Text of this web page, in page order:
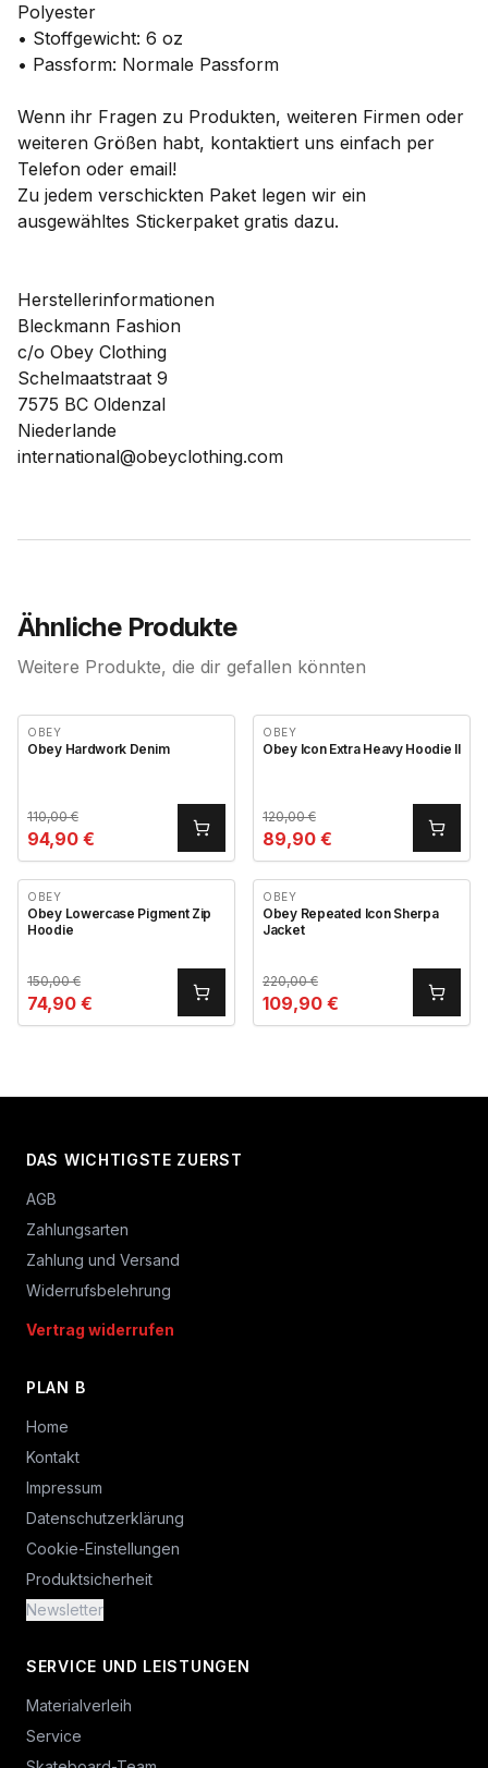
Polyester
• Stoffgewicht: 6 oz
• Passform: Normale Passform
Wenn ihr Fragen zu Produkten, weiteren Firmen oder
weiteren Größen habt, kontaktiert uns einfach per
Telefon oder email!
Zu jedem verschickten Paket legen wir ein
ausgewähltes Stickerpaket gratis dazu.
Herstellerinformationen
Bleckmann Fashion
c/o Obey Clothing
Schelmaatstraat 9
7575 BC Oldenzal
Niederlande
international@obeyclothing.com
Ähnliche Produkte
Weitere Produkte, die dir gefallen könnten
OBEY
Obey Hardwork Denim
110,00€
94,90 €
OBEY
Obey Icon Extra Heavy Hoodie II
120,00€
89,90 €
OBEY
Obey Lowercase Pigment Zip
Hoodie
150,00€
74,90 €
OBEY
Obey Repeated Icon Sherpa
Jacket
220,00€
109,90 €
DAS WICHTIGSTE ZUERST
AGB
Zahlungsarten
Zahlung und Versand
Widerrufsbelehrung
Vertrag widerrufen
PLAN B
Home
Kontakt
Impressum
Datenschutzerklärung
Cookie-Einstellungen
Produktsicherheit
Newsletter
SERVICE UND LEISTUNGEN
Materialverleih
Service